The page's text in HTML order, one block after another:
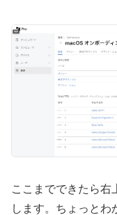
ここまでできたら
します。ちょっとわ